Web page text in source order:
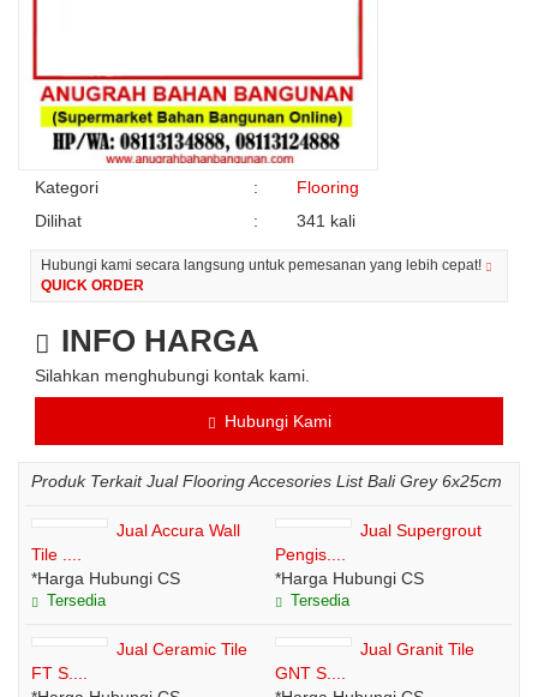
Kategori :
Flooring
Dilihat
: 341 kali
Hubungi kami secara langsung untuk pemesanan yang lebih cepat!
QUICK ORDER
INFO HARGA
Silahkan menghubungi kontak kami.
Hubungi Kami
Produk Terkait Jual Flooring Accesories List Bali Grey 6x25cm
Jual Accura Wall
Tile ....
*Harga Hubungi CS
Tersedia
Jual Supergrout
Pengis....
*Harga Hubungi CS
Tersedia
Jual Ceramic Tile
FT S....
Jual Granit Tile
GNT S....